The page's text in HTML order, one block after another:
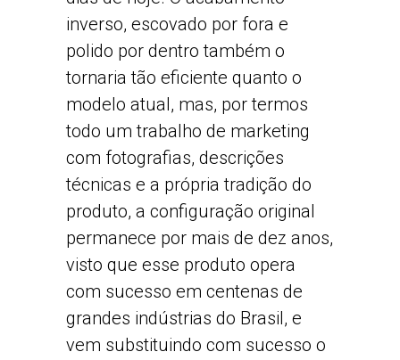
inverso, escovado por fora e
polido por dentro também o
tornaria tão eficiente quanto o
modelo atual, mas, por termos
todo um trabalho de marketing
com fotografias, descrições
técnicas e a própria tradição do
produto, a configuração original
permanece por mais de dez anos,
visto que esse produto opera
com sucesso em centenas de
grandes indústrias do Brasil, e
vem substituindo com sucesso o